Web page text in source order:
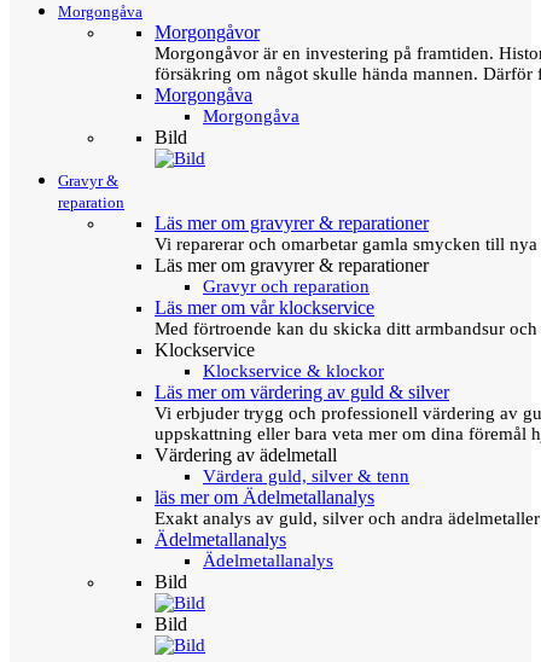
Morgongåva
Morgongåvor
Morgongåvor är en investering på framtiden.
försäkring om något skulle hända mannen.
Morgongåva
Morgongåva
Bild
Gravyr &
reparation
Läs mer om gravyrer & reparationer
Vi reparerar och omarbetar gamla smycken till
Läs mer om gravyrer & reparationer
Gravyr och reparation
Läs mer om vår klockservice
Med förtroende kan du skicka ditt armbandsur
Klockservice
Klockservice & klockor
Läs mer om värdering av guld & silver
Vi erbjuder trygg och professionell värdering av
uppskattning eller bara veta mer om dina föremål
Värdering av ädelmetall
Värdera guld, silver & tenn
läs mer om Ädelmetallanalys
Exakt analys av guld, silver och andra
Ädelmetallanalys
Ädelmetallanalys
Bild
Bild